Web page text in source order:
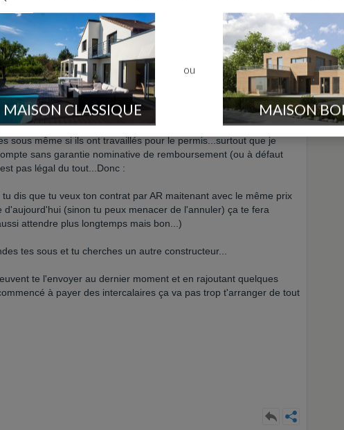
j'avais 7 jours pour réflechir.
1000 message Yvelines - Gambais (78)
ou tu reçois le contrat avec AR...tu peux annuler quand tu veux
sous même si ils ont travaillés pour le permis...surtout que je
sans garantie nominative de remboursement (ou à défaut
pas légal du tout...Donc :
dis que tu veux ton contrat par AR maitenant avec le même prix
(sinon tu peux menacer de l'annuler) ça te fera
attendre plus longtemps mais bon...)
tes sous et tu cherches un autre constructeur...
te l'envoyer au dernier moment et en rajoutant quelques
à payer des intercalaires ça va pas trop t'arranger de tout
MAISON CLASSIQUE
ou
MAISON